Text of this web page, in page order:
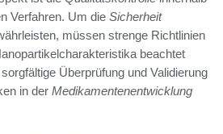
Verfahren. Um die Sicherheit
müssen strenge Richtlinien
beachtet
Überprüfung und Validierung
in der Medikamentenentwicklung